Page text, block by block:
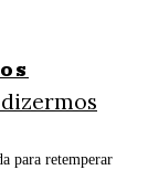
para retemperar